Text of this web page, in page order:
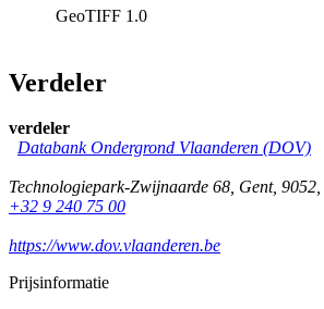
GeoTIFF 1.0
Verdeler
verdeler
Databank Ondergrond Vlaanderen (DOV)
Technologiepark-Zwijnaarde 68, Gent, 9052,
+32 9 240 75 00
https://www.dov.vlaanderen.be
Prijsinformatie